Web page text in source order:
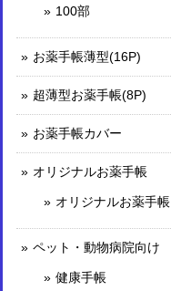
100部
お薬手帳薄型(16P)
超薄型お薬手帳(8P)
お薬手帳カバー
オリジナルお薬手帳
オリジナルお薬手帳
ペット・動物病院向け
健康手帳